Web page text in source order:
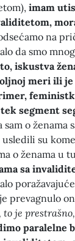
imam
na
da smo
iskustva
meri ili
segment
o ženama
su
o ženama u
sa
prevagnulo
je
paralelne